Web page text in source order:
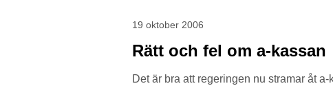
19 oktober 2006
Rätt och fel om a-kassan
Det är bra att regeringen nu stramar åt